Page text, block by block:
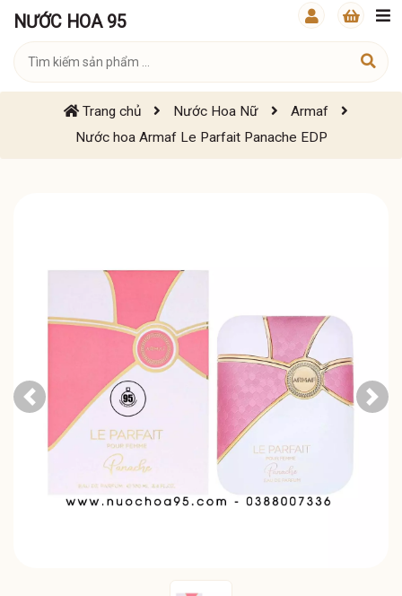
NƯỚC HOA 95
Trang chủ Nước Hoa Nữ
Armaf
Nước hoa Armaf Le Parfait Panache EDP
Previous Next